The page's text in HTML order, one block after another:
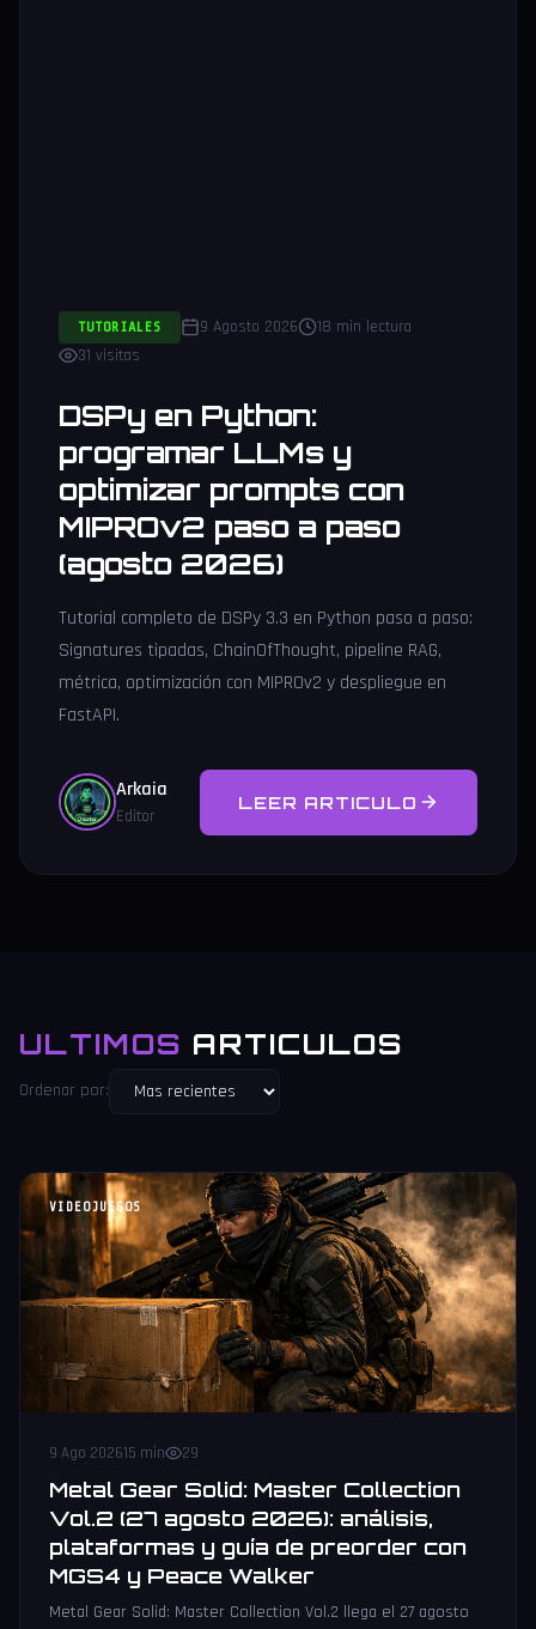
TUTORIALES 9 Agosto 2026
18 min lectura
31 visitas
DSPy en Python:
programar LLMs y
optimizar prompts con
MIPROv2 paso a paso
(agosto 2026)
Tutorial completo de DSPy 3.3 en Python paso a paso:
Signatures tipadas, ChainOfThought, pipeline RAG,
métrica, optimización con MIPROv2 y despliegue en
FastAPI.
Arkaia
Editor
LEER ARTICULO
ULTIMOS ARTICULOS
Ordenar por:
VIDEOJUEGOS
9 Ago 202615 min 29
Metal Gear Solid: Master Collection
Vol.2 (27 agosto 2026): análisis,
plataformas y guía de preorder con
MGS4 y Peace Walker
Metal Gear Solid: Master Collection Vol.2 llega el 27 agosto